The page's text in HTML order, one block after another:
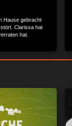
Hause gebracht
Clarissa hat
verraten hat.